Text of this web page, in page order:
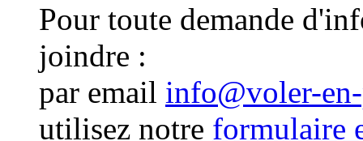
Pour toute demande
joindre :
par email info@voler-
utilisez notre formulaire